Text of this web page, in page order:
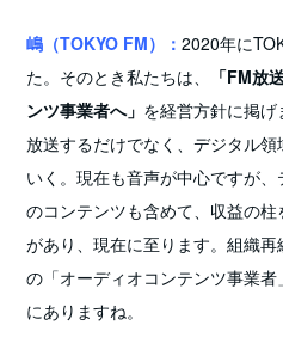
嶋（TOKYO FM）：2020年に
た。そのとき私たちは、
「FM放
ンツ事業者へ」 を経営方針に掲
放送するだけでなく、デジタル
いく。現在も音声が中心ですが
のコンテンツも含めて、収益の
があり、現在に至ります。組織
の「オーディオコンテンツ事業
にありますね。